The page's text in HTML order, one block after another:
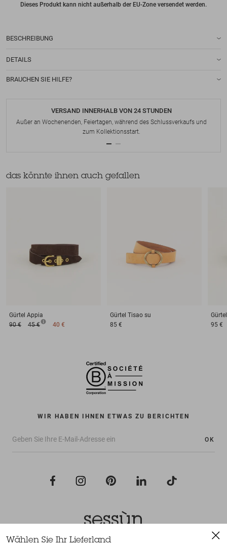
Dieses Produkt kann nicht außerhalb der EU-Zone versendet werden.
BESCHREIBUNG
DETAILS
BRAUCHEN SIE HILFE?
VERSAND INNERHALB VON 24 STUNDEN
Außer an Wochenenden, Feiertagen, während des Schlussverkaufs und
zum Kollektionsstart.
das könnte ihnen auch gefallen
Gürtel Appia
90 €
45 € 40 €
Gürtel Tisao su
85 €
Gürtel
95 €
WIR HABEN IHNEN ETWAS ZU BERICHTEN
OK
Wählen Sie Ihr Lieferland